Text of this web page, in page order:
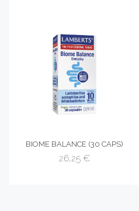
BIOME BALANCE (30 CAPS)
26,25 €